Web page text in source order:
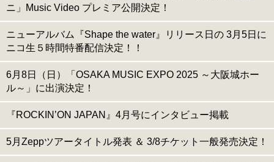
ニ」Music Video プレミア公開決定！
ニューアルバム『Shape the water』リリース日の 3月5日に
ニコ生５時間特番配信決定！！
6月8日（日）「OSAKA MUSIC EXPO 2025 ～大阪城ホー
ル～」に出演決定！
『ROCKIN’ON JAPAN』4月号にインタビュー掲載
5月Zeppツアータイトル発表 ＆ 3/8チケット一般発売決定！